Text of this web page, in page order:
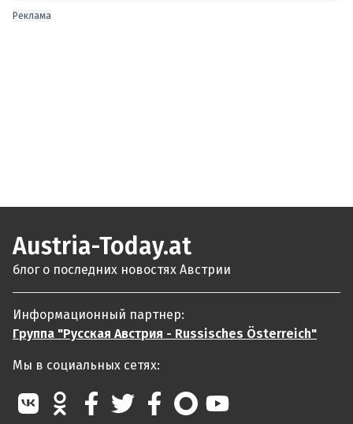
Реклама
Austria-Today.at
блог о последних новостях Австрии
Информационный партнер:
Группа "Русская Австрия - Russisches Österreich"
Мы в социальных сетях: